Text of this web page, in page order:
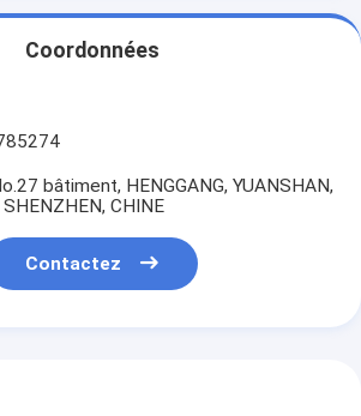
Coordonnées
bâtiment, HENGGANG, YUANSHAN,
SHENZHEN, CHINE
Contactez